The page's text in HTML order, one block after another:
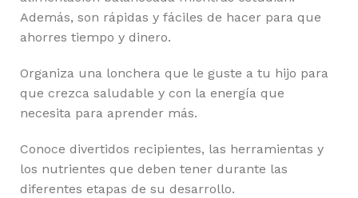
Además, son rápidas y fáciles de hacer para que
ahorres tiempo y dinero.
Organiza una lonchera que le guste a tu hijo para
que crezca saludable y con la energía que
necesita para aprender más.
Conoce divertidos recipientes, las herramientas y
los nutrientes que deben tener durante las
diferentes etapas de su desarrollo.